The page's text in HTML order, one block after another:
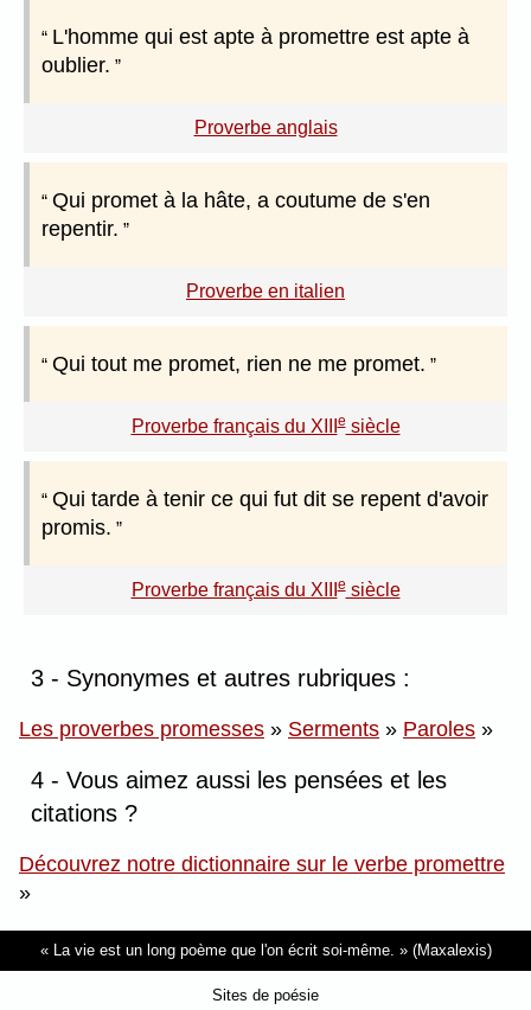
L'homme qui est apte à promettre est apte à
oublier.
Proverbe anglais
Qui promet à la hâte, a coutume de s'en
repentir.
Proverbe en italien
Qui tout me promet, rien ne me promet.
Proverbe français du XIIIesiècle
Qui tarde à tenir ce qui fut dit se repent d'avoir
promis.
Proverbe français du XIIIesiècle
3 - Synonymes et autres rubriques :
Les proverbes promesses » Serments » Paroles »
4 - Vous aimez aussi les pensées et les
citations ?
Découvrez notre dictionnaire sur le verbe promettre
»
La vie est un long poème que l'on écrit soi-même. (Maxalexis)
Sites de poésie